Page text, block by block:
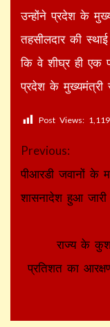
उन्होंने प्रदेश के
तहसीलदार की
कि वे शीघ्र ही एक
प्रदेश के मुख्यमंत्री
Post Views: 1,119
Continue
Reading
Previous:
पीआरडी जवानों के
शासनादेश हुआ जारी
राज्य के
प्रतिशत का